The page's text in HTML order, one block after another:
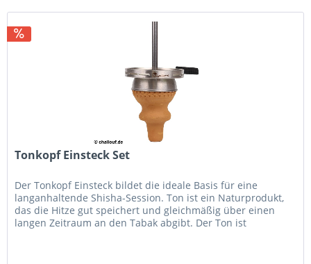
Tonkopf Einsteck Set
Der Tonkopf Einsteck bildet die ideale Basis für eine
langanhaltende Shisha-Session. Ton ist ein Naturprodukt,
das die Hitze gut speichert und gleichmäßig über einen
langen Zeitraum an den Tabak abgibt. Der Ton ist